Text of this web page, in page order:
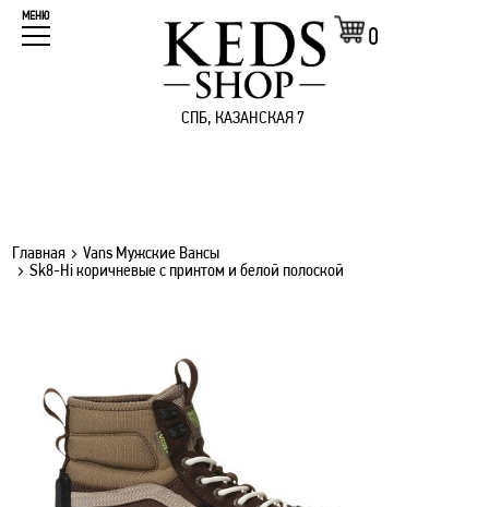
СПБ, КАЗАНСКАЯ 7
МЕНЮ
0
Главная
Vans Мужские Вансы
Sk8-Hi коричневые с принтом и белой полоской